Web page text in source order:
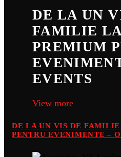
DE LA UN
FAMILIE
PREMIUM
EVENTS
View more
DE LA UN VIS DE
PENTRU EVENIMENTE –